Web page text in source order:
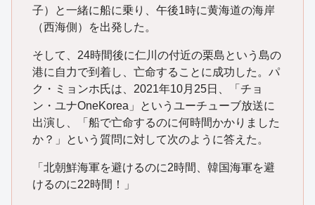
子）と一緒に船に乗り、午後1時に黄海道の海岸
（西海側）を出発した。
そして、24時間後に仁川の付近の栗島という島の
港に自力で到着し、亡命することに成功した。パ
ク・ミョンホ氏は、2021年10月25日、「チョ
ン・ユナOneKorea」というユーチューブ放送に
出演し、「船で亡命するのに何時間かかりました
か？」という質問に対して次のように答えた。
「北朝鮮海軍を避けるのに2時間、韓国海軍を避
けるのに22時間！」